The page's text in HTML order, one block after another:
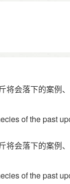
将会落下的案例
of the past
将会落下的案例
of the past